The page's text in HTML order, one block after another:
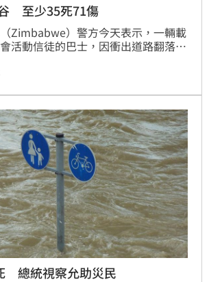
至少35死71傷
Zimbabwe）警方今天表示，一輛載
活動信徒的巴士，因衝出道路翻落峽
總統視察允助災民